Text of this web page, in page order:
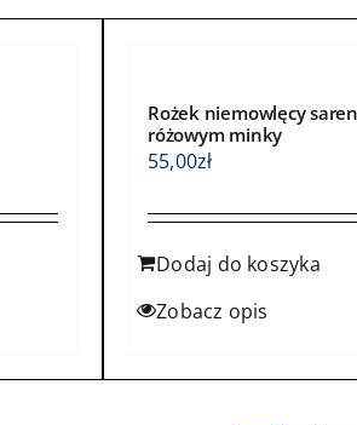
produktu
Rożek niemowlęcy
różowym minky
55,00zł
Dodaj do koszyka
Zobacz opis